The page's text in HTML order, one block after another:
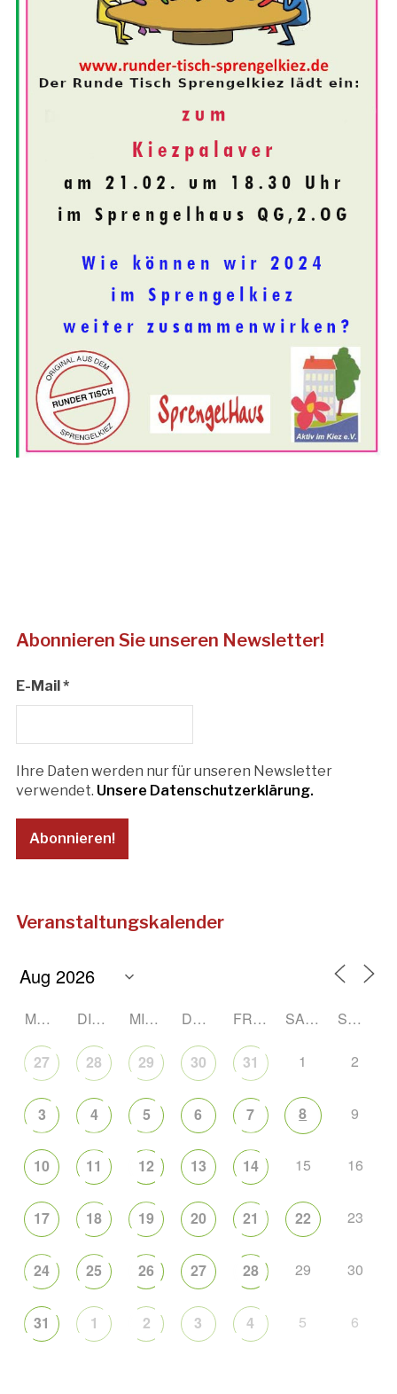
Abonnieren Sie unseren Newsletter!
E-Mail *
Ihre Daten werden nur für unseren Newsletter
verwendet. Unsere Datenschutzerklärung.
Veranstaltungskalender
MONTAG DIENSTAG MITTWOCH DONNERSTAG FREITAG SAMSTAG SONNTAG
27 28 29 30 31 1 2
3 4 5 6 7 8 9
10 11 12 13 14 15 16
17 18 19 20 21 22 23
24 25 26 27 28 29 30
31 1 2 3 4 5 6